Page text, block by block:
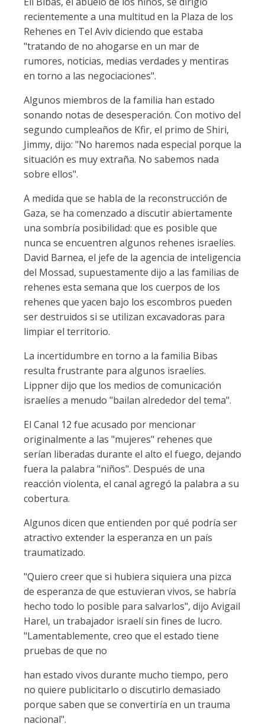
recientemente a una multitud en la Plaza de los
Rehenes en Tel Aviv diciendo que estaba
"tratando de no ahogarse en un mar de
rumores, noticias, medias verdades y mentiras
en torno a las negociaciones".
Algunos miembros de la familia han estado
sonando notas de desesperación. Con motivo del
segundo cumpleaños de Kfir, el primo de Shiri,
Jimmy, dijo: "No haremos nada especial porque la
situación es muy extraña. No sabemos nada
sobre ellos".
A medida que se habla de la reconstrucción de
Gaza, se ha comenzado a discutir abiertamente
una sombría posibilidad: que es posible que
nunca se encuentren algunos rehenes israelíes.
David Barnea, el jefe de la agencia de inteligencia
del Mossad, supuestamente dijo a las familias de
rehenes esta semana que los cuerpos de los
rehenes que yacen bajo los escombros pueden
ser destruidos si se utilizan excavadoras para
limpiar el territorio.
La incertidumbre en torno a la familia Bibas
resulta frustrante para algunos israelíes.
Lippner dijo que los medios de comunicación
israelíes a menudo "bailan alrededor del tema".
El Canal 12 fue acusado por mencionar
originalmente a las "mujeres" rehenes que
serían liberadas durante el alto el fuego, dejando
fuera la palabra "niños". Después de una
reacción violenta, el canal agregó la palabra a su
cobertura.
Algunos dicen que entienden por qué podría ser
atractivo extender la esperanza en un país
traumatizado.
"Quiero creer que si hubiera siquiera una pizca
de esperanza de que estuvieran vivos, se habría
hecho todo lo posible para salvarlos", dijo Avigail
Harel, un trabajador israelí sin fines de lucro.
"Lamentablemente, creo que el estado tiene
pruebas de que no
han estado vivos durante mucho tiempo, pero
no quiere publicitarlo o discutirlo demasiado
porque saben que se convertiría en un trauma
nacional".